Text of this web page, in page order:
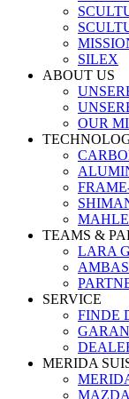
SILEX
ABOUT US
OUR
TEAMS &
LARA
SERVICE
FINDE
MERIDA